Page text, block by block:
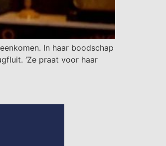
In haar boodschap
‘Ze praat voor haar